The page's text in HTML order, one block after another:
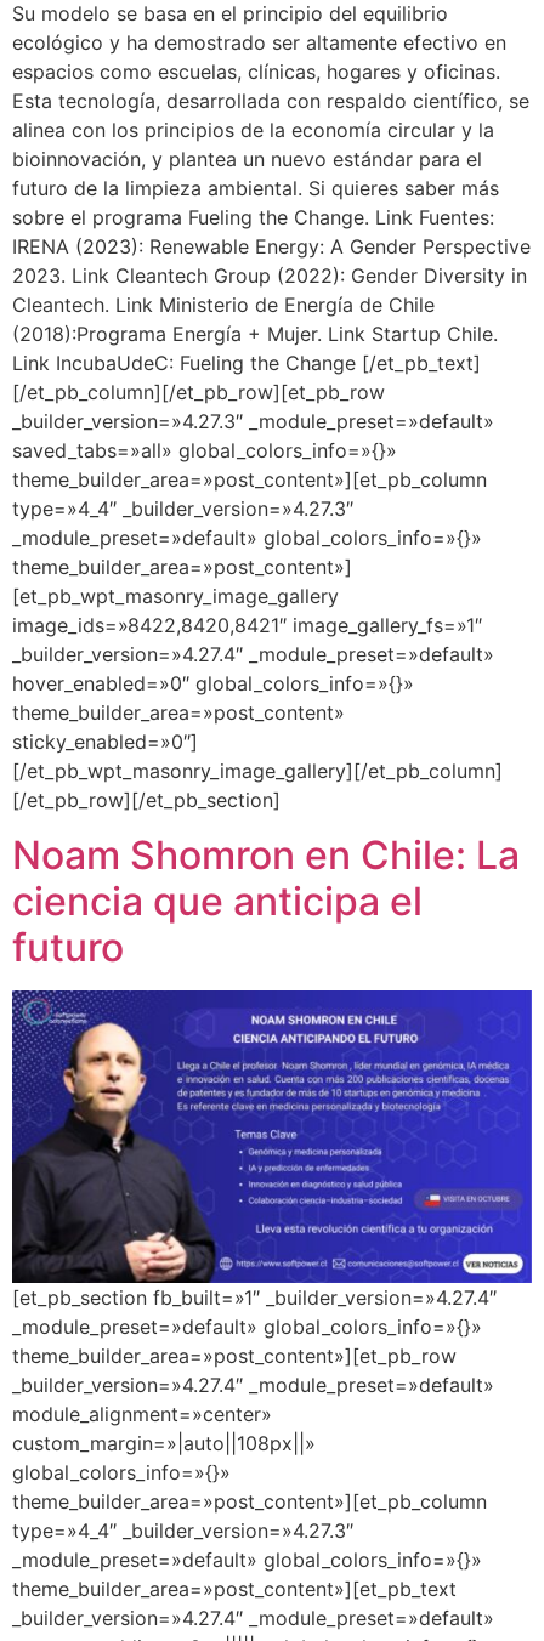
Su modelo se basa en el principio del equilibrio
ecológico y ha demostrado ser altamente efectivo en
espacios como escuelas, clínicas, hogares y oficinas.
Esta tecnología, desarrollada con respaldo científico, se
alinea con los principios de la economía circular y la
bioinnovación, y plantea un nuevo estándar para el
futuro de la limpieza ambiental. Si quieres saber más
sobre el programa Fueling the Change. Link Fuentes:
IRENA (2023): Renewable Energy: A Gender Perspective
2023. Link Cleantech Group (2022): Gender Diversity in
Cleantech. Link Ministerio de Energía de Chile
(2018):Programa Energía + Mujer. Link Startup Chile.
Link IncubaUdeC: Fueling the Change [/et_pb_text]
[/et_pb_column][/et_pb_row][et_pb_row
_builder_version=»4.27.3″ _module_preset=»default»
saved_tabs=»all» global_colors_info=»{}»
theme_builder_area=»post_content»][et_pb_column
type=»4_4″ _builder_version=»4.27.3″
_module_preset=»default» global_colors_info=»{}»
theme_builder_area=»post_content»]
[et_pb_wpt_masonry_image_gallery
image_ids=»8422,8420,8421″ image_gallery_fs=»1″
_builder_version=»4.27.4″ _module_preset=»default»
hover_enabled=»0″ global_colors_info=»{}»
theme_builder_area=»post_content»
sticky_enabled=»0″]
[/et_pb_wpt_masonry_image_gallery][/et_pb_column]
[/et_pb_row][/et_pb_section]
Noam Shomron en Chile: La
ciencia que anticipa el
futuro
[et_pb_section fb_built=»1″ _builder_version=»4.27.4″
_module_preset=»default» global_colors_info=»{}»
theme_builder_area=»post_content»][et_pb_row
_builder_version=»4.27.4″ _module_preset=»default»
module_alignment=»center»
custom_margin=»|auto||108px||»
global_colors_info=»{}»
theme_builder_area=»post_content»][et_pb_column
type=»4_4″ _builder_version=»4.27.3″
_module_preset=»default» global_colors_info=»{}»
theme_builder_area=»post_content»][et_pb_text
_builder_version=»4.27.4″ _module_preset=»default»